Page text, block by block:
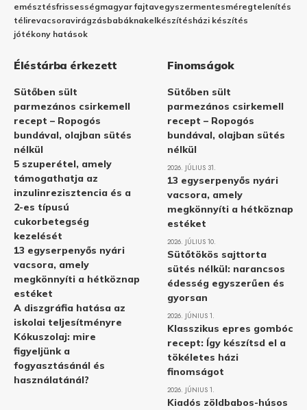
emésztésfrissességmagyar fajtavegyszermentesméregtelenítés
télirevacsoravirágzásbabáknakelkészítésházi készítés
jótékony hatások
Éléstárba érkezett
Sütőben sült
parmezános csirkemell
recept – Ropogós
bundával, olajban sütés
nélkül
5 szuperétel, amely
támogathatja az
inzulinrezisztencia és a
2-es típusú
cukorbetegség
kezelését
13 egyserpenyős nyári
vacsora, amely
megkönnyíti a hétköznap
estéket
A diszgráfia hatása az
iskolai teljesítményre
Kókuszolaj: mire
figyeljünk a
fogyasztásánál és
használatánál?
Finomságok
Sütőben sült
parmezános csirkemell
recept – Ropogós
bundával, olajban sütés
nélkül
2026. JÚLIUS 31.
13 egyserpenyős nyári
vacsora, amely
megkönnyíti a hétköznap
estéket
2026. JÚLIUS 10.
Sütőtökös sajttorta
sütés nélkül: narancsos
édesség egyszerűen és
gyorsan
2026. JÚNIUS 1.
Klasszikus epres gombóc
recept: Így készítsd el a
tökéletes házi
finomságot
2026. JÚNIUS 1.
Kiadós zöldbabos-húsos